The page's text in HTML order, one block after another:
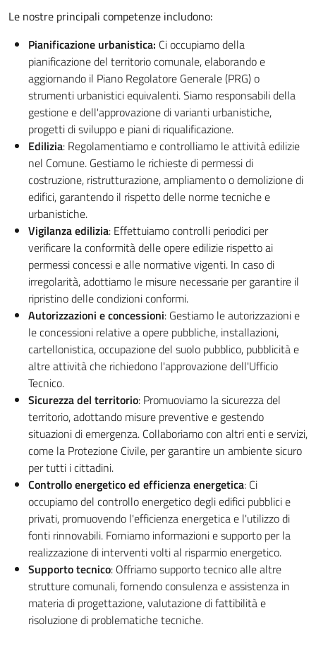
Le nostre principali competenze includono:
Pianificazione urbanistica: Ci occupiamo della
pianificazione del territorio comunale, elaborando e
aggiornando il Piano Regolatore Generale (PRG) o
strumenti urbanistici equivalenti. Siamo responsabili della
gestione e dell'approvazione di varianti urbanistiche,
progetti di sviluppo e piani di riqualificazione.
Edilizia: Regolamentiamo e controlliamo le attività edilizie
nel Comune. Gestiamo le richieste di permessi di
costruzione, ristrutturazione, ampliamento o demolizione di
edifici, garantendo il rispetto delle norme tecniche e
urbanistiche.
Vigilanza edilizia: Effettuiamo controlli periodici per
verificare la conformità delle opere edilizie rispetto ai
permessi concessi e alle normative vigenti. In caso di
irregolarità, adottiamo le misure necessarie per garantire il
ripristino delle condizioni conformi.
Autorizzazioni e concessioni: Gestiamo le autorizzazioni e
le concessioni relative a opere pubbliche, installazioni,
cartellonistica, occupazione del suolo pubblico, pubblicità e
altre attività che richiedono l'approvazione dell'Ufficio
Tecnico.
Sicurezza del territorio: Promuoviamo la sicurezza del
territorio, adottando misure preventive e gestendo
situazioni di emergenza. Collaboriamo con altri enti e servizi,
come la Protezione Civile, per garantire un ambiente sicuro
per tutti i cittadini.
Controllo energetico ed efficienza energetica: Ci
occupiamo del controllo energetico degli edifici pubblici e
privati, promuovendo l'efficienza energetica e l'utilizzo di
fonti rinnovabili. Forniamo informazioni e supporto per la
realizzazione di interventi volti al risparmio energetico.
Supporto tecnico: Offriamo supporto tecnico alle altre
strutture comunali, fornendo consulenza e assistenza in
materia di progettazione, valutazione di fattibilità e
risoluzione di problematiche tecniche.